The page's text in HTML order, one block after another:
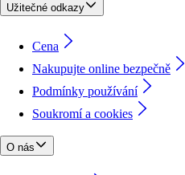
Užitečné odkazy
Cena
Nakupujte online bezpečně
Podmínky používání
Soukromí a cookies
O nás